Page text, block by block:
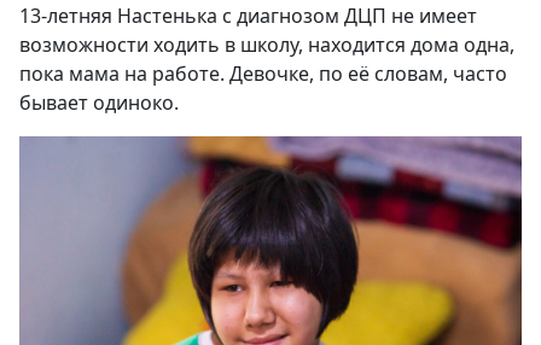
13-летняя Настенька с диагнозом ДЦП не имеет
возможности ходить в школу, находится дома одна,
пока мама на работе. Девочке, по её словам, часто
бывает одиноко.